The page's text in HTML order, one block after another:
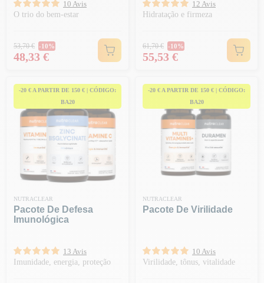
10 Avis
O trio do bem-estar
Preço normal
53,70 € -10%
Preço
48,33 €
12 Avis
Hidratação e firmeza
Preço normal
61,70 € -10%
Preço
55,53 €
-20 € A PARTIR DE 150 € | CÓDIGO:
BA20
NUTRACLEAR
Pacote De Defesa
Imunológica
13 Avis
Imunidade, energia, proteção
-20 € A PARTIR DE 150 € | CÓDIGO:
BA20
NUTRACLEAR
Pacote De Virilidade
10 Avis
Virilidade, tônus, vitalidade